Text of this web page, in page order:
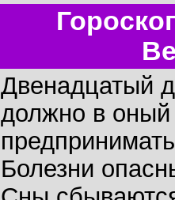
Двенадцатый
должно в оный
Болезни